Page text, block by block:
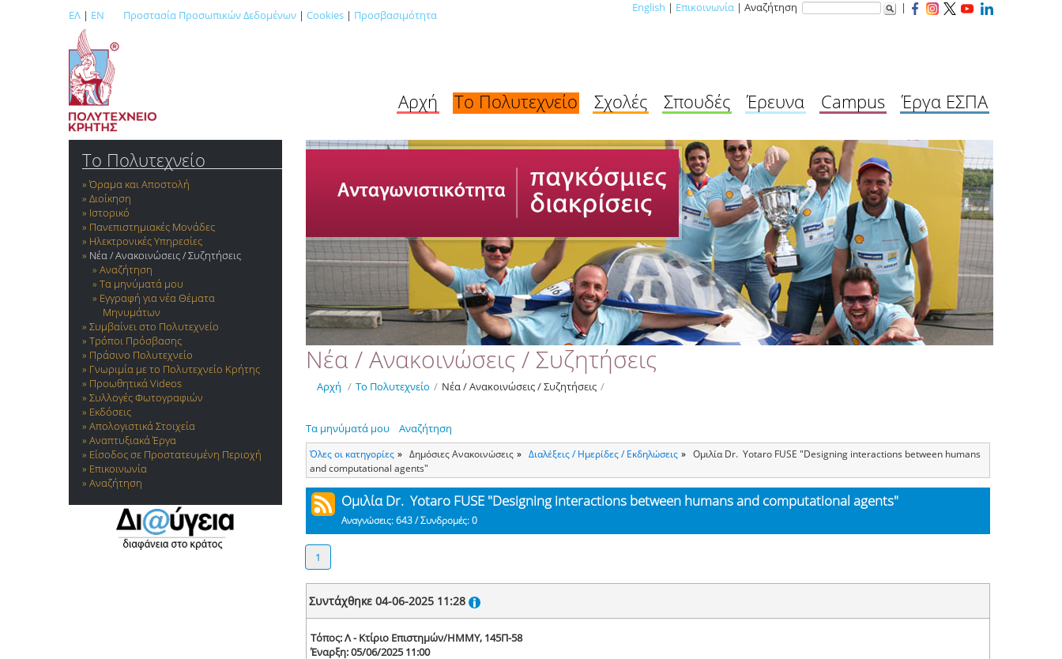
ΕΛ | EN Προστασία Προσωπικών Δεδομένων | Cookies | Προσβασιμότητα
English | Επικοινωνία | Αναζήτηση |
Αρχή Το Πολυτεχνείο Σχολές Σπουδές Έρευνα Campus Έργα ΕΣΠΑ
Το Πολυτεχνείο
Όραμα και Αποστολή
Διοίκηση
Ιστορικό
Πανεπιστημιακές Μονάδες
Ηλεκτρονικές Υπηρεσίες
Νέα / Ανακοινώσεις / Συζητήσεις
Αναζήτηση
Τα μηνύματά μου
Εγγραφή για νέα Θέματα
Μηνυμάτων
Συμβαίνει στο Πολυτεχνείο
Τρόποι Πρόσβασης
Πράσινο Πολυτεχνείο
Γνωριμία με το Πολυτεχνείο Κρήτης
Προωθητικά Videos
Συλλογές Φωτογραφιών
Εκδόσεις
Απολογιστικά Στοιχεία
Αναπτυξιακά Έργα
Είσοδος σε Προστατευμένη Περιοχή
Επικοινωνία
Αναζήτηση
Νέα / Ανακοινώσεις / Συζητήσεις
Αρχή / Το Πολυτεχνείο / Νέα / Ανακοινώσεις / Συζητήσεις /
Τα μηνύματά μου Αναζήτηση
Όλες οι κατηγορίες Δημόσιες Ανακοινώσεις Διαλέξεις / Ημερίδες / Εκδηλώσεις
Ομιλία Dr. Yotaro FUSE "Designing interactions between humans
and computational agents"
Ομιλία Dr. Yotaro FUSE "Designing interactions between humans and computational agents"
Αναγνώσεις: 643 / Συνδρομές: 0
1
Συντάχθηκε 04-06-2025 11:28
Τόπος: Λ - Κτίριο Επιστημών/ΗΜΜΥ, 145Π-58
Έναρξη: 05/06/2025 11:00